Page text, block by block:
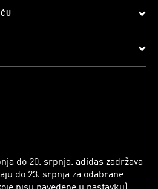
do 20. srpnja. adidas zadržava
do 23. srpnja za odabrane